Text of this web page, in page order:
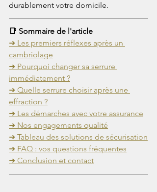
durablement votre domicile.
📑 Sommaire de l'article
➜ Les premiers réflexes après un
cambriolage
➜ Pourquoi changer sa serrure
immédiatement ?
➜ Quelle serrure choisir après une
effraction ?
➜ Les démarches avec votre assurance
➜ Nos engagements qualité
➜ Tableau des solutions de sécurisation
➜ FAQ : vos questions fréquentes
➜ Conclusion et contact